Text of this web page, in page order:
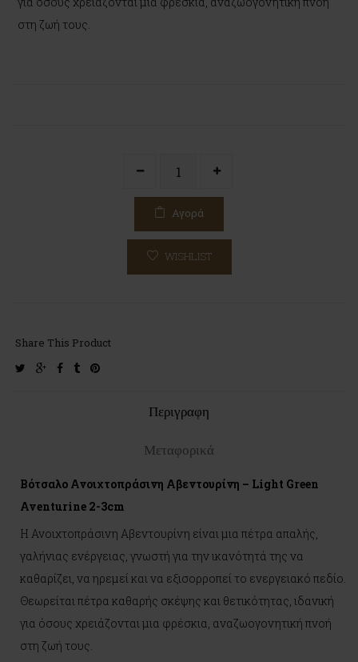
στη ζωή τους.
Αγορά
WISHLIST
Share This Product
twittergoogle-facebook
tumblrpinterest
Περιγραφη
Μεταφορικά
Βότσαλο Ανοιχτοπράσινη Αβεντουρίνη – Light Green
Aventurine 2-3cm
Η Ανοιχτοπράσινη Αβεντουρίνη είναι μια πέτρα απαλής,
γαλήνιας ενέργειας, γνωστή για την ικανότητά της να
καθαρίζει, να ηρεμεί και να εξισορροπεί το ενεργειακό πεδίο.
Θεωρείται πέτρα καθαρής σκέψης και θετικότητας, ιδανική
για όσους χρειάζονται μια φρέσκια, αναζωογονητική πνοή
στη ζωή τους.